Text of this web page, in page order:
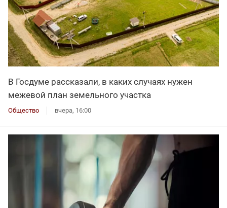
В Госдуме рассказали, в каких случаях нужен
межевой план земельного участка
Общество вчера, 16:00